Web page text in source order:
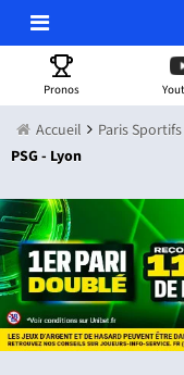
Pronos
Accueil Paris Sportifs
PSG - Lyon